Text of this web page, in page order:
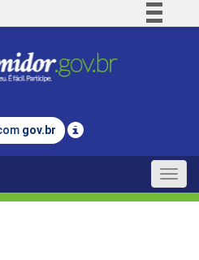
Comunica BR
Legislação
gov.br
Toggle